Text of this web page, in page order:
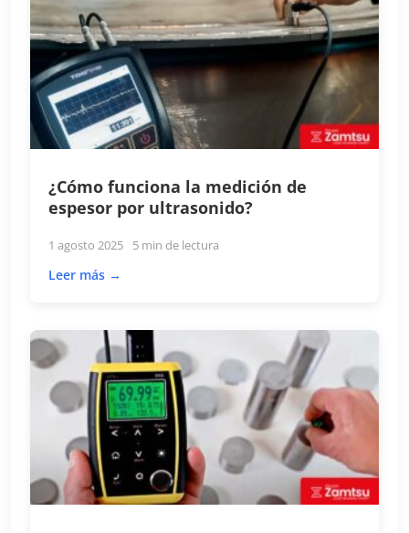
¿Cómo funciona la medición de
espesor por ultrasonido?
1 agosto 2025 5 min de lectura
Leer más →